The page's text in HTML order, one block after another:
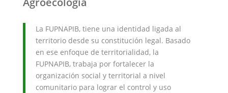
La FUPNAPIB, tiene una identidad ligada al
territorio desde su constitución legal. Basado
en ese enfoque de territorialidad, la
FUPNAPIB, trabaja por fortalecer la
organización social y territorial a nivel
comunitario para lograr el control y uso